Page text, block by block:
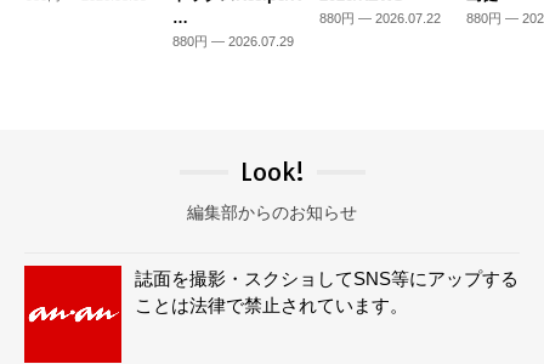
…
880円 — 2026.07.29
880円 — 2026.07.22 880円 —
Look!
編集部からのお知らせ
誌面を撮影・スクショしてSNS等にアップする
ことは法律で禁止されています。